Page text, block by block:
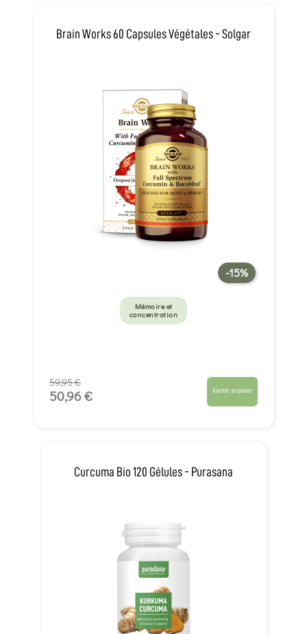
Brain Works 60 Capsules Végétales - Solgar
-15%
Mémoire et
concentration
59,95 €
50,96 € Ajouter au panier
Curcuma Bio 120 Gélules - Purasana